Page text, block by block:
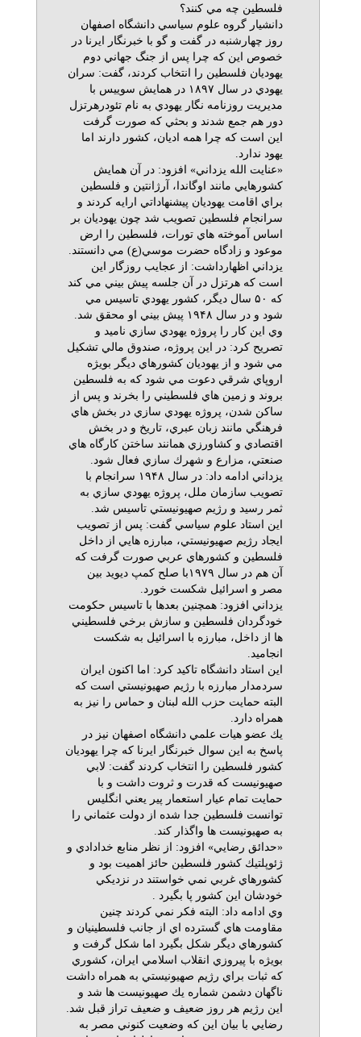
فلسطين چه مي كنند؟
دانشيار گروه علوم سياسي دانشگاه اصفهان
روز چهارشنبه در گفت و گو با خبرنگار ايرنا در
خصوص اين كه چرا پس از جنگ جهاني دوم
يهوديان فلسطين را انتخاب كردند، گفت: سران
يهودي در سال ۱۸۹۷ در همايش سوييس با
مديريت روزنامه نگار يهودي به نام تئودرهرتزل
دور هم جمع شدند و بحثي كه صورت گرفت
اين است كه چرا همه اديان، كشور دارند اما
يهود ندارد.
«عنايت الله يزداني» افزود: در آن همايش
كشورهايي مانند اوگاندا، آرژانتين و فلسطين
براي اقامت يهوديان پيشنهاداتي ارايه كردند و
سرانجام فلسطين تصويب شد چون يهوديان بر
اساس آموخته هاي تورات، فلسطين را ارض
موعود و زادگاه حضرت موسي(ع) مي دانستند.
يزداني اظهارداشت: از عجايب روزگار اين
است كه هرتزل در آن جلسه پيش بيني مي كند
كه ۵۰ سال ديگر، كشور يهودي تاسيس مي
شود و در سال ۱۹۴۸ پيش بيني او محقق شد.
وي اين كار را پروژه يهودي سازي ناميد و
تصريح كرد: در اين پروژه، صندوق مالي تشكيل
مي شود و از يهوديان كشورهاي ديگر بويژه
اروپاي شرقي دعوت مي شود كه به فلسطين
بروند و زمين هاي فلسطيني را بخرند و پس از
ساكن شدن، پروژه يهودي سازي در بخش هاي
فرهنگي مانند زبان عبري، تاريخ و در بخش
اقتصادي و كشاورزي همانند ساختن كارگاه هاي
صنعتي، مزارع و شهرك سازي فعال شود.
يزداني ادامه داد: در سال ۱۹۴۸ سرانجام با
تصويب سازمان ملل، پروژه يهودي سازي به
ثمر رسيد و رژيم صهيونيستي تاسيس شد.
اين استاد علوم سياسي گفت: پس از تصويب
ايجاد رژيم صهيونيستي، مبارزه هايي از داخل
فلسطين و كشورهاي عربي صورت گرفت كه
آن هم در سال ۱۹۷۹با صلح كمپ ديويد بين
مصر و اسرائيل شكست خورد.
يزداني افزود: همچنين بعدها با تاسيس حكومت
خودگردان فلسطين و سازش برخي فلسطيني
ها از داخل، مبارزه با اسرائيل به شكست
انجاميد.
اين استاد دانشگاه تاكيد كرد: اما اكنون ايران
سردمدار مبارزه با رژيم صهيونيستي است كه
البته حمايت حزب الله لبنان و حماس را نيز به
همراه دارد.
يك عضو هيات علمي دانشگاه اصفهان نيز در
پاسخ به اين سوال خبرنگار ايرنا كه چرا يهوديان
كشور فلسطين را انتخاب كردند گفت: لابي
صهيونيست كه قدرت و ثروت داشت و با
حمايت تمام عيار استعمار پير يعني انگليس
توانست فلسطين جدا شده از دولت عثماني را
به صهيونيست ها واگذار كند.
«حدائق رضايي» افزود: از نظر منابع خدادادي و
ژئوپلتيك كشور فلسطين حائز اهميت بود و
كشورهاي غربي نمي خواستند در نزديكي
خودشان اين كشور پا بگيرد .
وي ادامه داد: البته فكر نمي كردند چنين
مقاومت هاي گسترده اي از جانب فلسطينيان و
كشورهاي ديگر شكل بگيرد اما شكل گرفت و
بويژه با پيروزي انقلاب اسلامي ايران، كشوري
كه ثبات براي رژيم صهيونيستي به همراه داشت
ناگهان دشمن شماره يك صهيونيست ها شد و
اين رژيم هر روز ضعيف و ضعيف تراز قبل شد.
رضايي با بيان اين كه وضعيت كنوني مصر به